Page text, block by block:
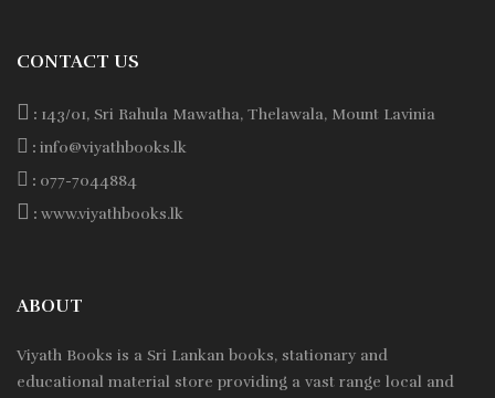
CONTACT US
: 143/01, Sri Rahula Mawatha, Thelawala, Mount Lavinia
: info@viyathbooks.lk
: 077-7044884
: www.viyathbooks.lk
ABOUT
Viyath Books is a Sri Lankan books, stationary and
educational material store providing a vast range local and